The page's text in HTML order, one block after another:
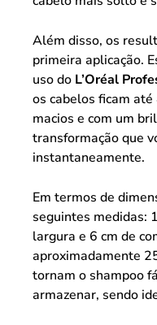
Além disso, os
primeira aplicação.
uso do L’Oréal
os cabelos ficam
macios e com um
transformação que
instantaneamente.
Em termos de
seguintes medidas:
largura e 6 cm de
aproximadamente
tornam o shampoo
armazenar, sendo